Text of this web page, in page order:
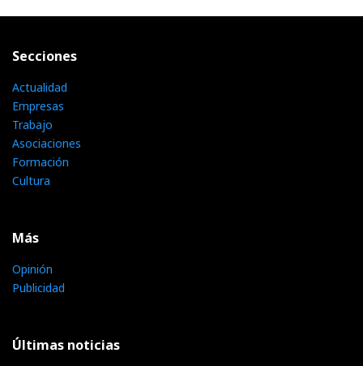
Secciones
Actualidad
Empresas
Trabajo
Asociaciones
Formación
Cultura
Más
Opinión
Publicidad
Últimas noticias